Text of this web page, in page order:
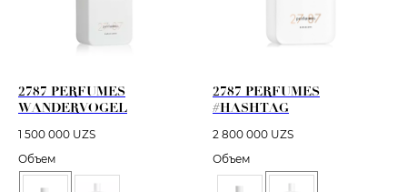
2787 PERFUMES
WANDERVOGEL
1 500 000 UZS
Объем
2787 PERFUMES
#HASHTAG
2 800 000 UZS
Объем